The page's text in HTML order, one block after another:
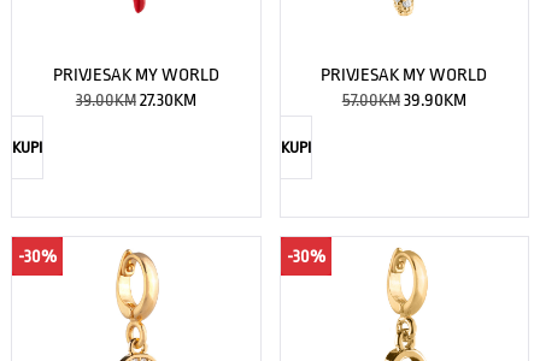
PRIVJESAK MY WORLD
39.00KM 27.30KM
KUPI
PRIVJESAK MY WORLD
57.00KM 39.90KM
KUPI
-30% -30%